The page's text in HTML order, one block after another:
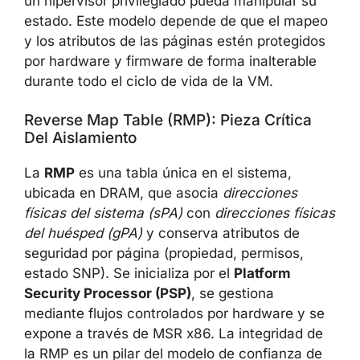
estado. Este modelo depende de que el mapeo
y los atributos de las páginas estén protegidos
por hardware y firmware de forma inalterable
durante todo el ciclo de vida de la VM.
Reverse Map Table (RMP): Pieza Crítica
Del Aislamiento
La RMP es una tabla única en el sistema,
ubicada en DRAM, que asocia direcciones
físicas del sistema (sPA) con direcciones físicas
del huésped (gPA) y conserva atributos de
seguridad por página (propiedad, permisos,
estado SNP). Se inicializa por el Platform
Security Processor (PSP), se gestiona
mediante flujos controlados por hardware y se
expone a través de MSR x86. La integridad de
la RMP es un pilar del modelo de confianza de